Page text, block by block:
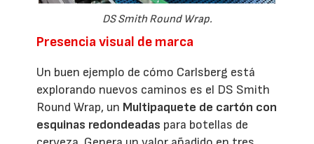
DS Smith Round Wrap.
Presencia visual de marca
Un buen ejemplo de cómo Carlsberg está
explorando nuevos caminos es el DS Smith
Round Wrap, un Multipaquete de cartón con
esquinas redondeadas para botellas de